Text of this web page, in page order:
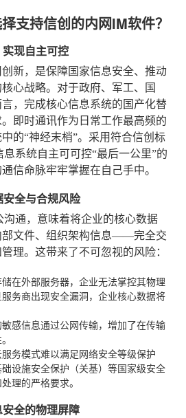
支持信创的内网IM软件？
现自主可控
新，是保障国家信息安全、推动
心战略。对于政府、军工、国
，完成核心信息系统的国产化替
即时通讯作为日常工作最高频的
的“神经末梢”。采用符合信创标
系统自主可可控“最后一公里”的
信命脉牢牢掌握在自己手中。
全与合规风险
通，意味着将企业的核心数据
文件、组织架构信息——完全交
理。这带来了不可忽视的风险：
储在外部服务器，企业无法掌控其物理
务商出现安全漏洞，企业核心数据将
敏感信息通过公网传输，增加了在传输
服务模式难以满足网络安全等级保护
础设施安全保护（关基）等国家级安全
理的严格要求。
全的物理屏障